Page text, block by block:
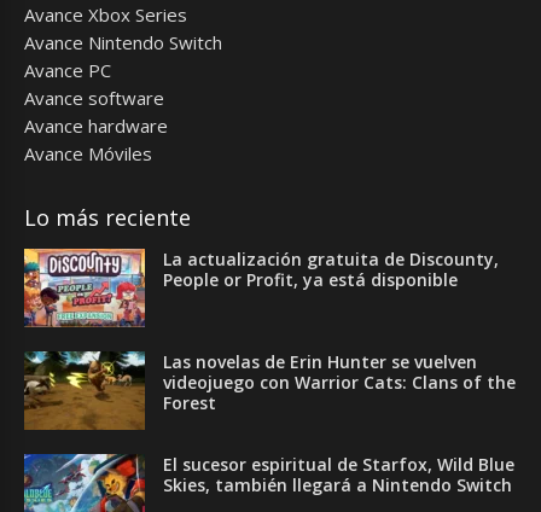
Avance Xbox Series
Avance Nintendo Switch
Avance PC
Avance software
Avance hardware
Avance Móviles
Lo más reciente
La actualización gratuita de Discounty,
People or Profit, ya está disponible
Las novelas de Erin Hunter se vuelven
videojuego con Warrior Cats: Clans of the
Forest
El sucesor espiritual de Starfox, Wild Blue
Skies, también llegará a Nintendo Switch